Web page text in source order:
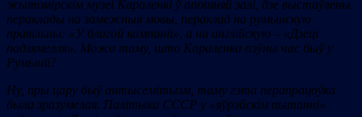
жытомірскім музеі Караленкі ў апошняй залі, дзе выстаўлены
пераклады на замежныя мовы, пераклад на румынскую
правільны: «У благой кампаніі» , а на англійскую – «Дзеці
падзямелля». Можа таму, што Караленка пэўны час быў у
Румыніі?
Ну, пры цару быў антысемітызм, таму гэта перапрацоўка
была зразумелая. Палітыка СССР у «яўрэйскім пытанні»